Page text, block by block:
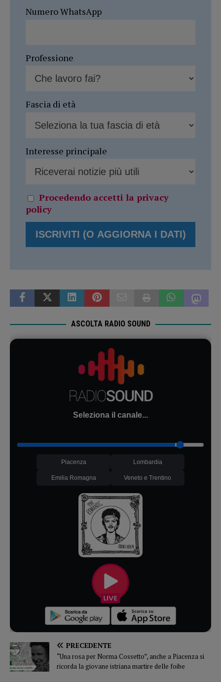
Numero WhatsApp
Professione
Fascia di età
Interesse principale
Procedendo accetti la privacy
policy
ASCOLTA RADIO SOUND
Seleziona il canale...
Piacenza Lombardia
Emilia Romagna Veneto e Trentino
PRECEDENTE
“Una rosa per Norma Cossetto”, anche a Piacenza si
ricorda la giovane istriana martire delle foibe